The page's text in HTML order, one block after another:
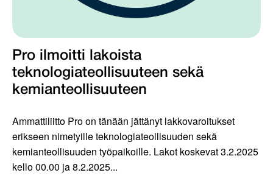
Pro ilmoitti lakoista
teknologiateollisuuteen sekä
kemianteollisuuteen
Ammattiliitto Pro on tänään jättänyt lakkovaroitukset
erikseen nimetyille teknologiateollisuuden sekä
kemianteollisuuden työpaikoille. Lakot koskevat 3.2.2025
kello 00.00 ja 8.2.2025...